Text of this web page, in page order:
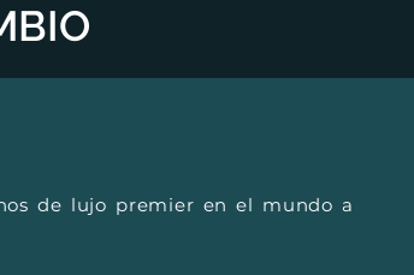
de lujo premier en el mundo a